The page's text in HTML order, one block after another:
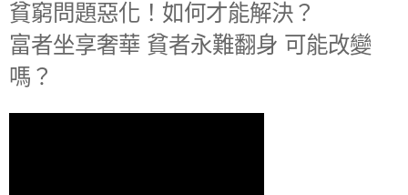
貧窮問題惡化！如何才能解決？
富者坐享奢華 貧者永難翻身 可能改變
嗎？